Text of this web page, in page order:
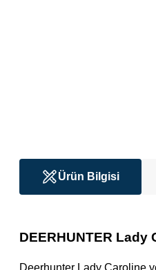
Ürün Bilgisi
DEERHUNTER Lady
Deerhunter Lady Caroline